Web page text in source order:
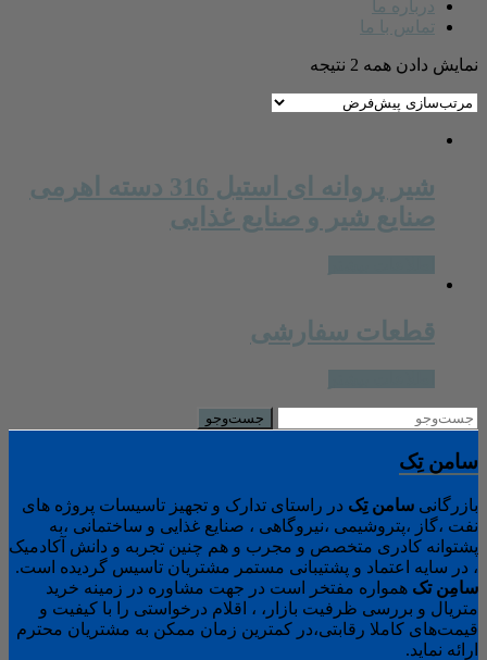
درباره ما
تماس با ما
نمایش دادن همه 2 نتیجه
شیر پروانه ای استیل 316 دسته اهرمی
صنایع شیر و صنایع غذایی
قطعات سفارشی
سامن تِک
بازرگانی سامن تِک در راستای تدارک و تجهیز تاسیسات پروژه های
نفت ،گاز ،پتروشیمی ،نیروگاهی ، صنایع غذایی و ساختمانی ،به
پشتوانه کادری متخصص و مجرب و هم چنین تجربه و دانش آکادمیک
، در سایه اعتماد و پشتیبانی مستمر مشتریان تاسیس گردیده است.
سامِن تک همواره مفتخر است در جهت مشاوره در زمینه خرید
متریال و بررسی ظرفیت بازار، ، اقلام درخواستی را با کیفیت و
قیمت‌های کاملا رقابتی،در کمترین زمان ممکن به مشتریان محترم
ارائه نماید.